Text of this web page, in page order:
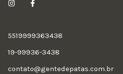
5519999363438
19-99936-3438
contato@gentedepatas.com.br